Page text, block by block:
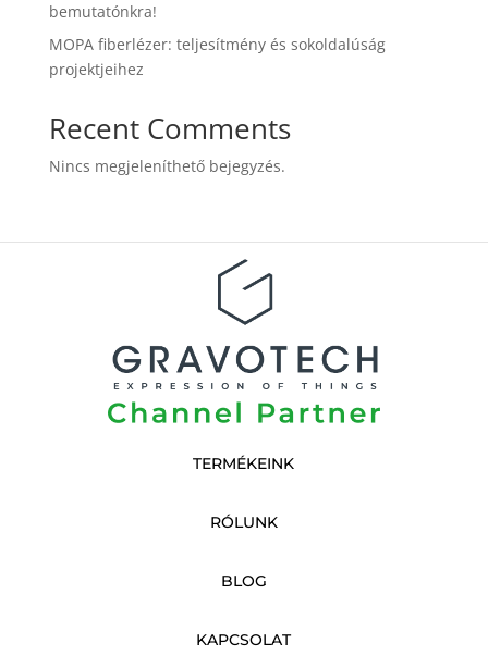
bemutatónkra!
MOPA fiberlézer: teljesítmény és sokoldalúság
projektjeihez
Recent Comments
Nincs megjeleníthető bejegyzés.
TERMÉKEINK
RÓLUNK
BLOG
KAPCSOLAT